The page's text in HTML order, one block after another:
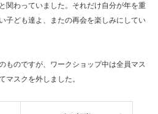
関わっていました。それだけ自分が年を重
子ども達よ、またの再会を楽しみにしてい
ものですが、ワークショップ中は全員マス
マスクを外しました。